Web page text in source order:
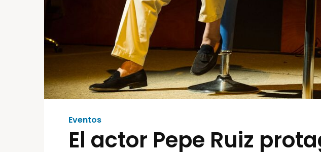
Eventos
El actor Pepe Ruiz